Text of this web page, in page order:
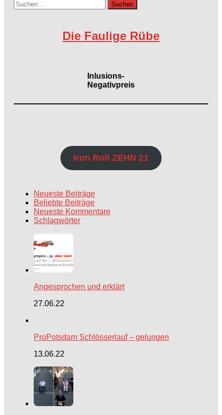
Suchen
nach:
Die Faulige Rübe
Inlusions-
Negativpreis
Iron Roll ZEHN 21
Neueste Beiträge
Beliebte Beiträge
Neueste Kommentare
Schlagwörter
Angesprochen und erklärt
27.06.22
ProPotsdam Schlösserlauf – gelungen
13.06.22